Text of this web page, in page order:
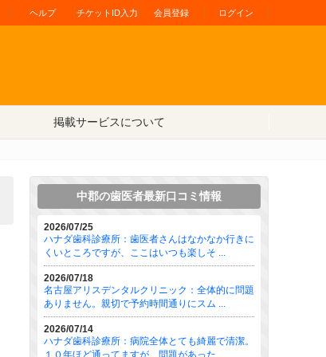
ヘルプ チケットID入力 会員登録 ログイン
掲載サービスについて
中郡の歯医者最新口コミ情報
2026/07/25
ハナダ歯科診療所：歯医者さんはなかなか行きに
くいところですが、ここはいつも楽しそ ...
2026/07/18
名古屋アリスデンタルクリニック：全体的に問題
ありません。親切で予約時間通りにスム ...
2026/07/14
ハナダ歯科診療所：病院全体とても綺麗で清潔。